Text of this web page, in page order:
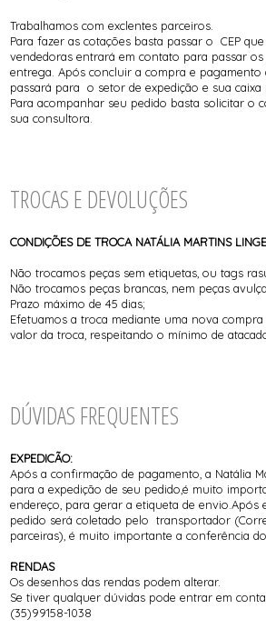
Trabalhamos com exclentes parceiros.
Para fazer as cotações basta passar o CEP
vendedoras entrará em contato para passar
entrega. Após concluir a compra e pagamento
passará para o setor de expedição e sua caixa
Para acompanhar seu pedido basta solicitar o
sua consultora.
TROCAS E DEVOLUÇÕES
CONDIÇÕES DE TROCA NATÁLIA MARTINS
Não trocamos peças sem etiquetas, ou tags
Não trocamos peças brancas, nem peças
Prazo máximo de 45 dias;
Efetuamos a troca mediante uma nova
valor da troca, respeitando o mínimo de
DÚVIDAS FREQUENTES
EXPEDICÃO:
Após a confirmação de pagamento, a Natália
para a expedição de seu pedido,é muito
endereço, para gerar a etiqueta de envio.Após
pedido será coletado pelo transportador
parceiras), é muito importante a conferência
RENDAS
Os desenhos das rendas podem alterar.
Se tiver qualquer dúvidas pode entrar em
(35)99158-1038